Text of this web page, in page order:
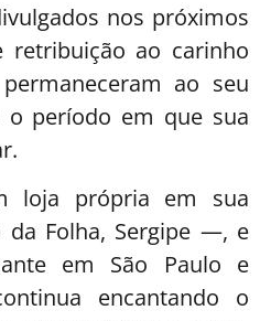
nos próximos
ao carinho
ao seu
período em que sua
loja própria em sua
Folha, Sergipe —, e
em São Paulo e
encantando o